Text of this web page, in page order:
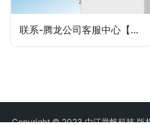
联系-腾龙公司客服中心【微-64881330】
Copyright © 2023 中江举帆科技